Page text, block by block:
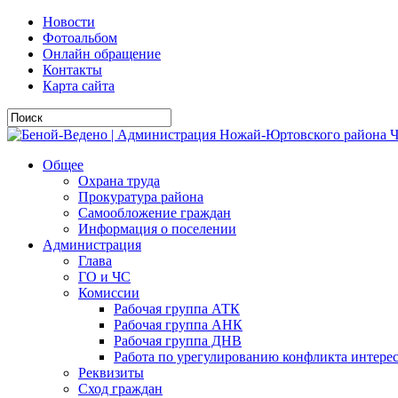
Новости
Фотоальбом
Онлайн обращение
Контакты
Карта сайта
Общее
Охрана труда
Прокуратура района
Самообложение граждан
Информация о поселении
Администрация
Глава
ГО и ЧС
Комиссии
Рабочая группа АТК
Рабочая группа АНК
Рабочая группа ДНВ
Работа по урегулированию конфликта
Реквизиты
Сход граждан